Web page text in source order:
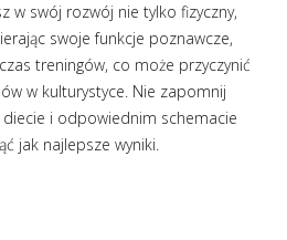
w swój rozwój nie tylko fizyczny,
swoje funkcje poznawcze,
treningów, co może przyczynić
w kulturystyce. Nie zapomnij
i odpowiednim schemacie
jak najlepsze wyniki.